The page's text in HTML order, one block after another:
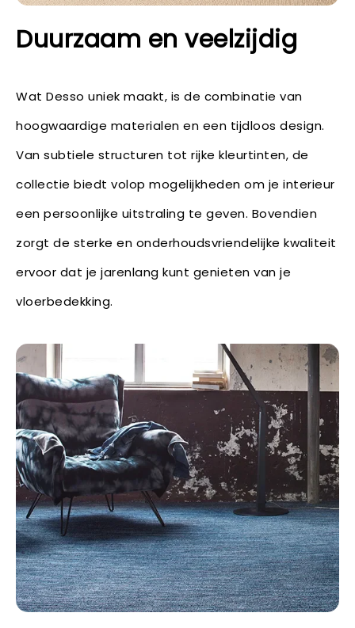
Duurzaam en veelzijdig
Wat Desso uniek maakt, is de combinatie van
hoogwaardige materialen en een tijdloos design.
Van subtiele structuren tot rijke kleurtinten, de
collectie biedt volop mogelijkheden om je interieur
een persoonlijke uitstraling te geven. Bovendien
zorgt de sterke en onderhoudsvriendelijke kwaliteit
ervoor dat je jarenlang kunt genieten van je
vloerbedekking.